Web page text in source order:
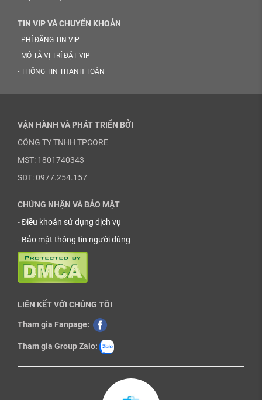
TIN VIP VÀ CHUYỂN KHOẢN
- PHÍ ĐĂNG TIN VIP
- MÔ TẢ VỊ TRÍ ĐẶT VIP
- THÔNG TIN THANH TOÁN
VẬN HÀNH VÀ PHÁT TRIỂN BỞI
CÔNG TY TNHH TPCORE
MST: 1801740343
SĐT: 0977.254.157
CHỨNG NHẬN VÀ BẢO MẬT
-Điều khoản sử dụng dịch vụ
- Bảo mật thông tin người dùng
LIÊN KẾT VỚI CHÚNG TÔI
Tham gia Fanpage:
Tham gia Group Zalo: